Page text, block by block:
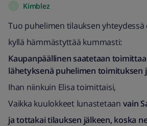
Kimblez
Tuo puhelimen tilauksen yhteydessä
kyllä hämmästyttää kummasti:
Kaupanpäällinen saatetaan
lähetyksenä puhelimen toimituksen
Ihan niinkuin Elisa toimittaisi,
Vaikka kuulokkeet lunastetaan vain
ja tottakai tilauksen jälkeen, koska